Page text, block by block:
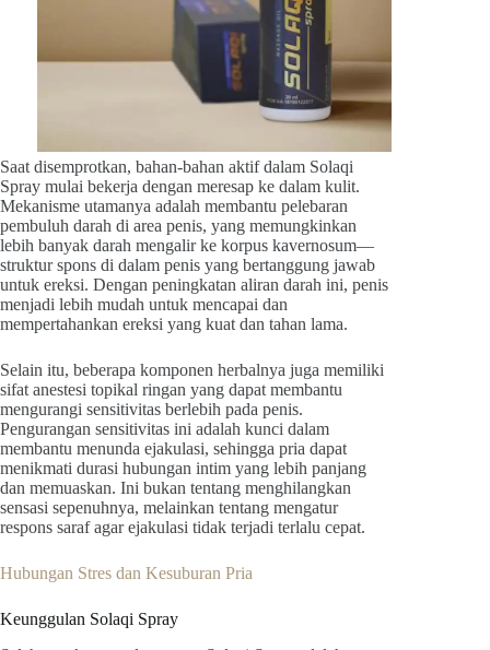
Saat disemprotkan, bahan-bahan aktif dalam Solaqi
Spray mulai bekerja dengan meresap ke dalam kulit.
Mekanisme utamanya adalah membantu pelebaran
pembuluh darah di area penis, yang memungkinkan
lebih banyak darah mengalir ke korpus kavernosum—
struktur spons di dalam penis yang bertanggung jawab
untuk ereksi. Dengan peningkatan aliran darah ini, penis
menjadi lebih mudah untuk mencapai dan
mempertahankan ereksi yang kuat dan tahan lama.
Selain itu, beberapa komponen herbalnya juga memiliki
sifat anestesi topikal ringan yang dapat membantu
mengurangi sensitivitas berlebih pada penis.
Pengurangan sensitivitas ini adalah kunci dalam
membantu menunda ejakulasi, sehingga pria dapat
menikmati durasi hubungan intim yang lebih panjang
dan memuaskan. Ini bukan tentang menghilangkan
sensasi sepenuhnya, melainkan tentang mengatur
respons saraf agar ejakulasi tidak terjadi terlalu cepat.
Hubungan Stres dan Kesuburan Pria
Keunggulan Solaqi Spray